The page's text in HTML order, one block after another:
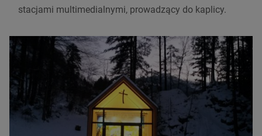
stacjami multimedialnymi, prowadzący do kaplicy.